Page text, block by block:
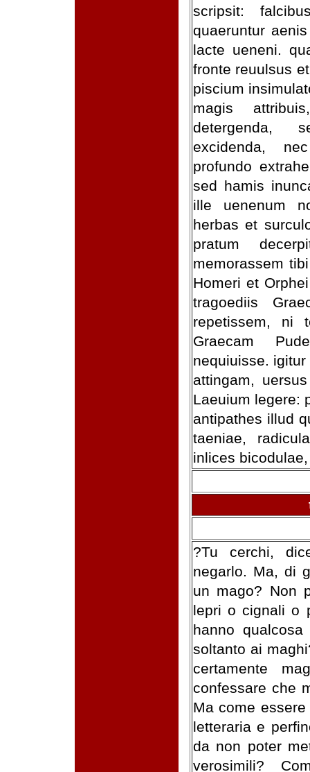
scripsit:
quaeruntur
lacte ueneni.
fronte reuulsus
piscium
magis
detergenda,
excidenda,
profundo
sed hamis
ille uenenum
herbas et
pratum
memorassem
Homeri et
tragoediis
repetissem, ni
Graecam
nequiuisse.
attingam,
Laeuium legere:
antipathes illud
taeniae,
inlices
?Tu cerchi,
negarlo. Ma, di
un mago? Non
lepri o cignali o
hanno
soltanto ai
certamente
confessare che
Ma come
letteraria e
da non poter
verosimili?